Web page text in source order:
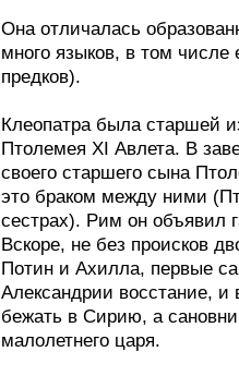
Она отличалась
много языков, в том числе
предков).
Клеопатра была старшей
Птолемея XI Авлета. В
своего старшего сына
это браком между ними
сестрах). Рим он объявил
Вскоре, не без происков
Потин и Ахилла, первые
Александрии восстание,
бежать в Сирию, а
малолетнего царя.